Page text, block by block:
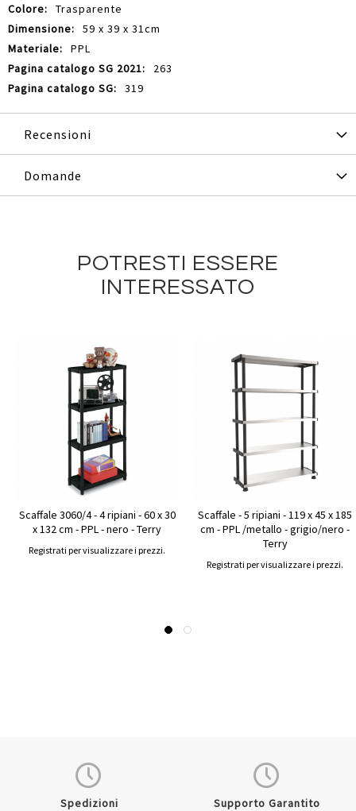
Trasparente
59 x 39 x 31cm
PPL
263
319
Recensioni
Domande
POTRESTI ESSERE
INTERESSATO
Scaffale 3060/4 - 4 ripiani - 60 x 30
x 132 cm - PPL - nero - Terry
Registrati per visualizzare i prezzi.
Scaffale - 5 ripiani - 119 x 45 x 185
cm - PPL /metallo - grigio/nero -
Terry
Registrati per visualizzare i prezzi.
Spedizioni Supporto Garantito